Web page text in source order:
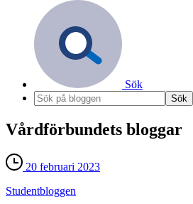
Sök
Vårdförbundets bloggar
20 februari 2023
Student­bloggen